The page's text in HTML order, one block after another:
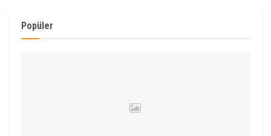
Popüler